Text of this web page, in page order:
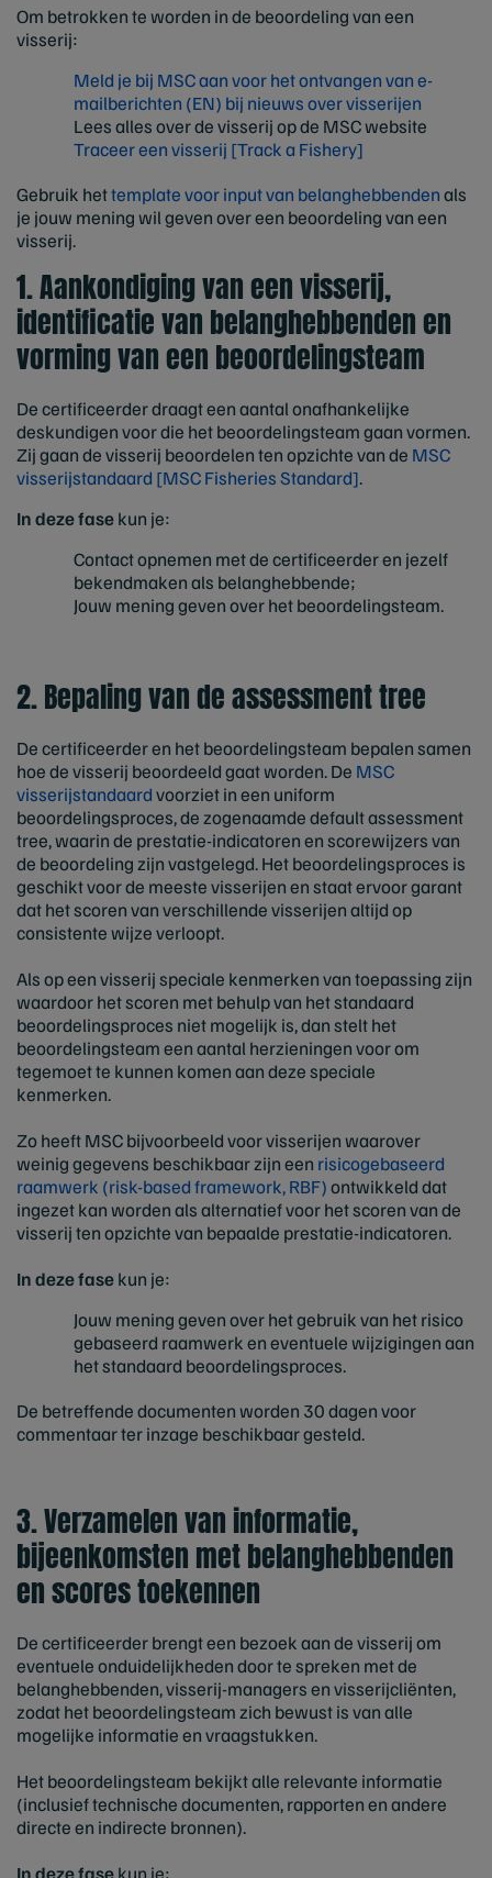
Om betrokken te worden in de beoordeling van een
visserij:
Meld je bij MSC aan voor het ontvangen van e-
mailberichten (EN) bij nieuws over visserijen
Lees alles over de visserij op de MSC website
Traceer een visserij [Track a Fishery]
Gebruik hettemplate voor input van belanghebbendenals
je jouw mening wil geven over een beoordeling van een
visserij.
1. Aankondiging van een visserij,
identificatie van belanghebbenden en
vorming van een beoordelingsteam
De certificeerder draagt een aantal onafhankelijke
deskundigen voor die het beoordelingsteam gaan vormen.
Zij gaan de visserij beoordelen ten opzichte van de MSC
visserijstandaard [MSC Fisheries Standard].
In deze fasekun je:
Contact opnemen met de certificeerder en jezelf
bekendmaken als belanghebbende;
Jouw mening geven over het beoordelingsteam.
2. Bepaling van de assessment tree
De certificeerder en het beoordelingsteam bepalen samen
hoe de visserij beoordeeld gaat worden. De MSC
visserijstandaardvoorziet in een uniform
beoordelingsproces, de zogenaamde default assessment
tree, waarin de prestatie-indicatoren en scorewijzers van
de beoordeling zijn vastgelegd. Het beoordelingsproces is
geschikt voor de meeste visserijen en staat ervoor garant
dat het scoren van verschillende visserijen altijd op
consistente wijze verloopt.
Als op een visserij speciale kenmerken van toepassing zijn
waardoor het scoren met behulp van het standaard
beoordelingsproces niet mogelijk is, dan stelt het
beoordelingsteam een aantal herzieningen voor om
tegemoet te kunnen komen aan deze speciale
kenmerken.
Zo heeft MSC bijvoorbeeld voor visserijen waarover
weinig gegevens beschikbaar zijn een risicogebaseerd
raamwerk (risk-based framework, RBF)ontwikkeld dat
ingezet kan worden als alternatief voor het scoren van de
visserij ten opzichte van bepaalde prestatie-indicatoren.
In deze fasekun je:
Jouw mening geven over het gebruik van het risico
gebaseerd raamwerk en eventuele wijzigingen aan
het standaard beoordelingsproces.
De betreffende documenten worden 30 dagen voor
commentaar ter inzage beschikbaar gesteld.
3. Verzamelen van informatie,
bijeenkomsten met belanghebbenden
en scores toekennen
De certificeerder brengt een bezoek aan de visserij om
eventuele onduidelijkheden door te spreken met de
belanghebbenden, visserij-managers en visserijcliënten,
zodat het beoordelingsteam zich bewust is van alle
mogelijke informatie en vraagstukken.
Het beoordelingsteam bekijkt alle relevante informatie
(inclusief technische documenten, rapporten en andere
directe en indirecte bronnen).